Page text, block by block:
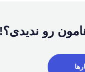
رو ندیدی؟!